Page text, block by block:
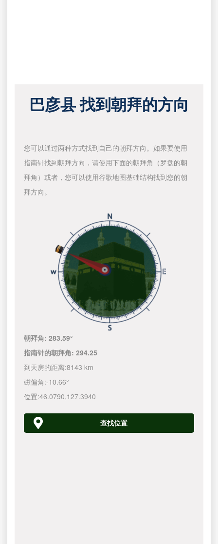
巴彦县 找到朝拜的方向
您可以通过两种方式找到自己的朝拜方向。如果要使用
指南针找到朝拜方向，请使用下面的朝拜角（罗盘的朝
拜角）或者，您可以使用谷歌地图基础结构找到您的朝
拜方向。
朝拜角:283.59°
指南针的朝拜角:294.25
到天房的距离:8143 km
磁偏角:-10.66°
位置:46.0790,127.3940
查找位置